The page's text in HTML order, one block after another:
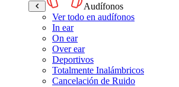
Audífonos
Ver todo en audífonos
In ear
On ear
Over ear
Deportivos
Totalmente Inalámbricos
Cancelación de Ruido